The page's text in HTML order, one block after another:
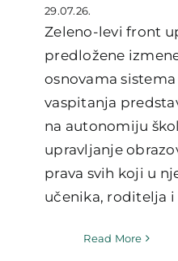
29.07.26.
Zeleno-levi front
predložene
osnovama
vaspitanja
na autonomiju
upravljanje
prava svih koji u
učenika, roditelja i
Read More